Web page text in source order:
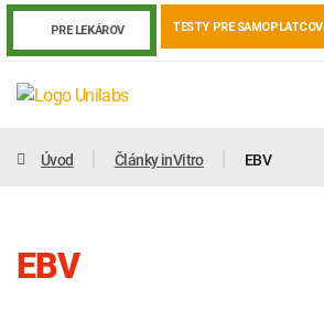
PRE LEKÁROV TESTY PRE SAMOPLATCOV
Úvod Články inVitro EBV
EBV